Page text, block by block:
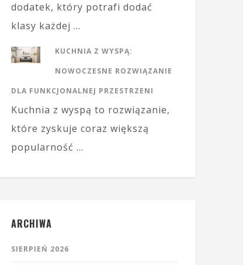
dodatek, który potrafi dodać
klasy każdej …
KUCHNIA Z WYSPĄ:
NOWOCZESNE ROZWIĄZANIE
DLA FUNKCJONALNEJ PRZESTRZENI
Kuchnia z wyspą to rozwiązanie,
które zyskuje coraz większą
popularność …
ARCHIWA
SIERPIEŃ 2026